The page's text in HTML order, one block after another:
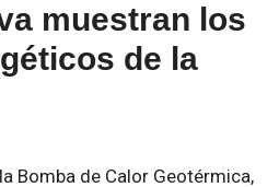
muestran los
de la
Bomba de Calor Geotérmica,